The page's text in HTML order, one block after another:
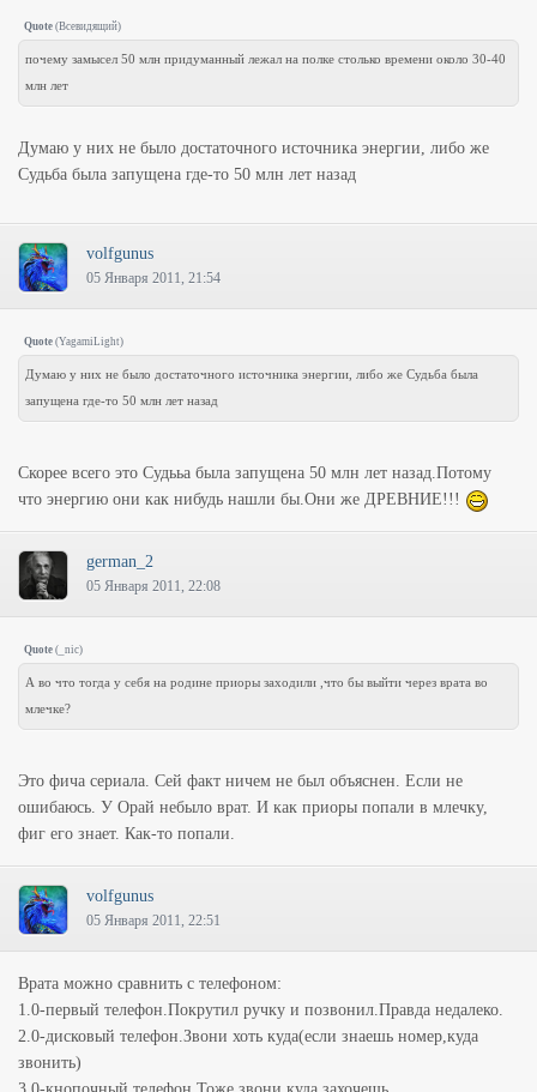
Quote (Всевидящий)
почему замысел 50 млн придуманный лежал на полке столько времени около 30-40
млн лет
Думаю у них не было достаточного источника энергии, либо же
Судьба была запущена где-то 50 млн лет назад
volfgunus
05 Января 2011, 21:54
Quote (YagamiLight)
Думаю у них не было достаточного источника энергии, либо же Судьба была
запущена где-то 50 млн лет назад
Скорее всего это Судььа была запущена 50 млн лет назад.Потому
что энергию они как нибудь нашли бы.Они же ДРЕВНИЕ!!!
german_2
05 Января 2011, 22:08
Quote ( _nic)
А во что тогда у себя на родине приоры заходили ,что бы выйти через врата во
млечке?
Это фича сериала. Сей факт ничем не был объяснен. Если не
ошибаюсь. У Орай небыло врат. И как приоры попали в млечку,
фиг его знает. Как-то попали.
volfgunus
05 Января 2011, 22:51
Врата можно сравнить с телефоном:
1.0-первый телефон.Покрутил ручку и позвонил.Правда недалеко.
2.0-дисковый телефон.Звони хоть куда(если знаешь номер,куда
звонить)